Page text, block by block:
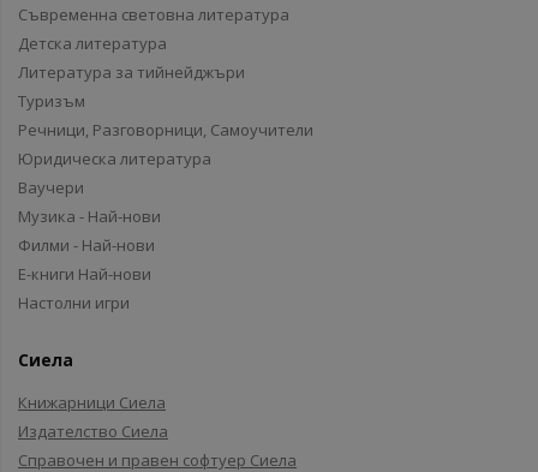
Съвременна световна литература
Детска литература
Литература за тийнейджъри
Туризъм
Речници, Разговорници, Самоучители
Юридическа литература
Ваучери
Музика - Най-нови
Филми - Най-нови
Е-книги Най-нови
Настолни игри
Сиела
Книжарници Сиела
Издателство Сиела
Справочен и правен софтуер Сиела